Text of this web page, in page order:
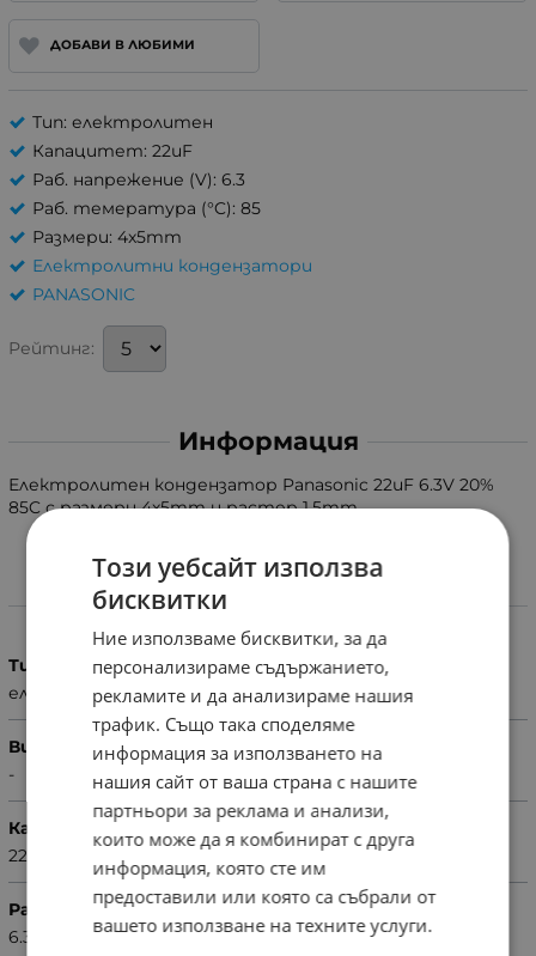
ДОБАВИ В ЛЮБИМИ
Тип: електролитен
Капацитет: 22uF
Раб. напрежение (V): 6.3
Раб. темература (°C): 85
Размери: 4x5mm
Електролитни кондензатори
PANASONIC
Рейтинг:
Информация
Електролитен кондензатор Panasonic 22uF 6.3V 20%
85C с размери 4x5mm и растер 1.5mm.
Характеристики
Тип
електролитен
Вид
-
Капацитет
22uF
Раб. напрежение (V)
6.3
Този уебсайт използва
бисквитки
Ние използваме бисквитки, за да
персонализираме съдържанието,
рекламите и да анализираме нашия
трафик. Също така споделяме
информация за използването на
нашия сайт от ваша страна с нашите
партньори за реклама и анализи,
които може да я комбинират с друга
информация, която сте им
предоставили или която са събрали от
вашето използване на техните услуги.